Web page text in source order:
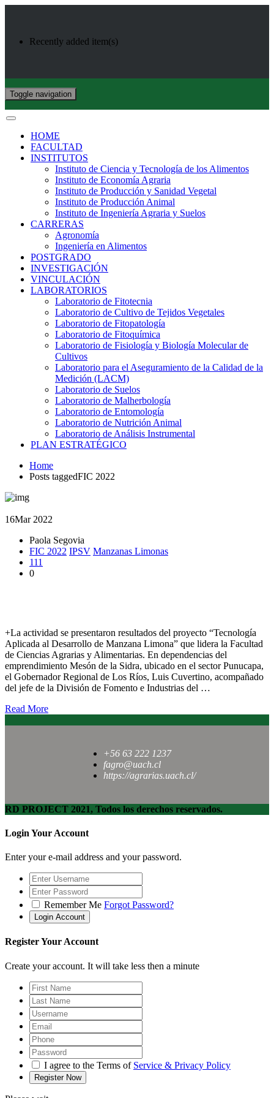
Recently added item(s)
Toggle navigation
HOME
FACULTAD
INSTITUTOS
Instituto de Ciencia y Tecnología de los Alimentos
Instituto de Economía Agraria
Instituto de Producción y Sanidad Vegetal
Instituto de Producción Animal
Instituto de Ingeniería Agraria y Suelos
CARRERAS
Agronomía
Ingeniería en Alimentos
POSTGRADO
INVESTIGACIÓN
VINCULACIÓN
LABORATORIOS
Laboratorio de Fitotecnia
Laboratorio de Cultivo de Tejidos Vegetales
Laboratorio de Fitopatología
Laboratorio de Fitoquímica
Laboratorio de Fisiología y Biología Molecular de
Cultivos
Laboratorio para el Aseguramiento de la Calidad de la
Medición (LACM)
Laboratorio de Suelos
Laboratorio de Malherbología
Laboratorio de Entomología
Laboratorio de Nutrición Animal
Laboratorio de Análisis Instrumental
PLAN ESTRATÉGICO
Home
Posts taggedFIC 2022
16Mar 2022
Paola Segovia
FIC 2022 IPSV Manzanas Limonas
111
0
+La actividad se presentaron resultados del proyecto “Tecnología
Aplicada al Desarrollo de Manzana Limona” que lidera la Facultad
de Ciencias Agrarias y Alimentarias. En dependencias del
emprendimiento Mesón de la Sidra, ubicado en el sector Punucapa,
el Gobernador Regional de Los Ríos, Luis Cuvertino, acompañado
del jefe de la División de Fomento e Industrias del …
Read More
+56 63 222 1237
fagro@uach.cl
https://agrarias.uach.cl/
RD PROJECT 2021, Todos los derechos reservados.
Login Your Account
Enter your e-mail address and your password.
Remember Me Forgot Password?
Register Your Account
Create your account. It will take less then a minute
I agree to the Terms of Service & Privacy Policy